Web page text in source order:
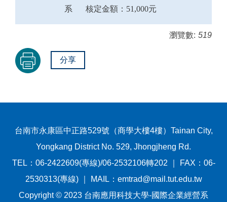
系
核定金額：51,000元
瀏覽數: 519
分享
台南市永康區中正路529號（商學大樓4樓）Tainan City,
Yongkang District No. 529, Jhongjheng Rd.
TEL：06-2422609(專線)/06-2532106轉202 ｜ FAX：06-
2530313(專線) ｜ MAIL：emtrad@mail.tut.edu.tw
Copyright © 2023 台南應用科技大學-國際企業經營系